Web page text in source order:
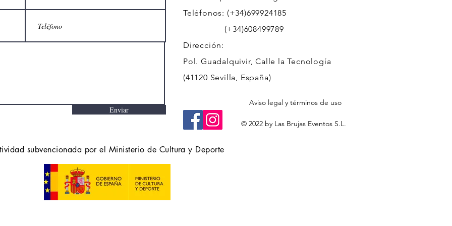
Enviar
Teléfonos: (+34)699924185
(+34)608499789
Dirección:
Pol. Guadalquivir, Calle la Tecnología
(41120 Sevilla, España)
Aviso legal y términos de uso
© 2022 by Las Brujas Eventos S.L.
subvencionada por el Ministerio de Cultura y Deporte